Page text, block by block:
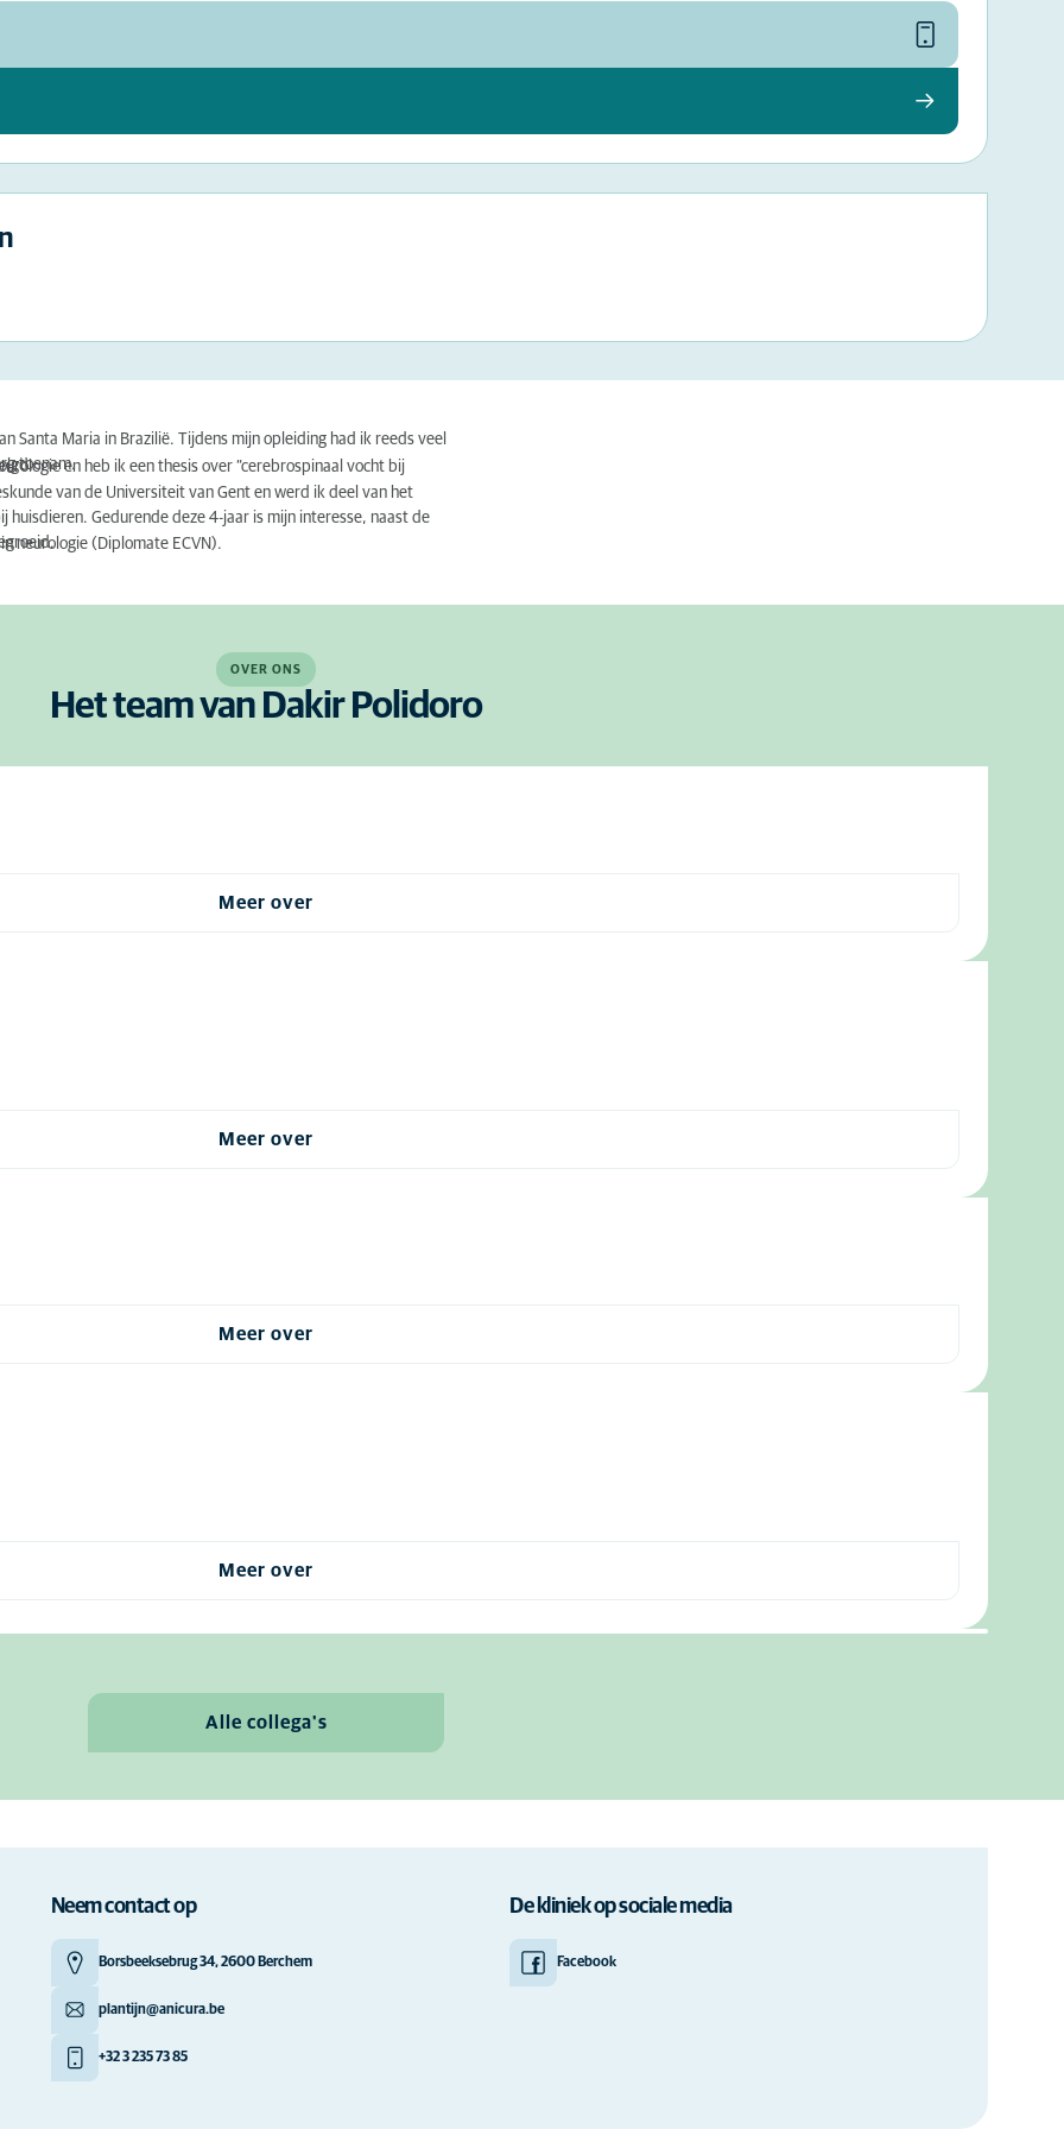
Santa Maria in Brazilië. Tijdens mijn opleiding had ik reeds veel
toenam.en heb ik een thesis over “cerebrospinaal vocht bij
van de Universiteit van Gent en werd ik deel van het
Gedurende deze 4-jaar is mijn interesse, naast de
neurologie (Diplomate ECVN).
OVER ONS
Het team van Dakir Polidoro
Meer over
Meer over
Meer over
Meer over
Alle collega's
Neem contact op
Borsbeeksebrug 34, 2600 Berchem
plantijn@anicura.be
+32 3 235 73 85
De kliniek op sociale media
Facebook